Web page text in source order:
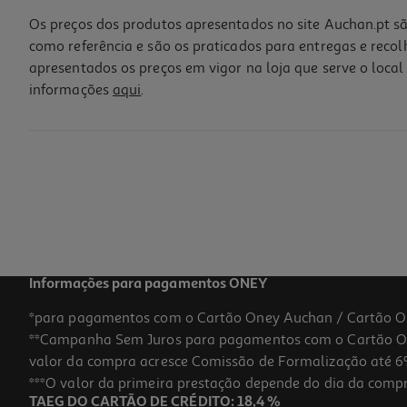
-25%
Os preços dos produtos apresentados no site Auchan.pt
como referência e são os praticados para entregas e
apresentados os preços em vigor na loja que serve o
informações aqui.
Informações para pagamentos ONEY
*para pagamentos com o Cartão Oney Auchan / Cartão
**Campanha Sem Juros para pagamentos com o Cartão
valor da compra acresce Comissão de Formalização até
***O valor da primeira prestação depende do dia da
TAEG DO CARTÃO DE CRÉDITO: 18,4 %